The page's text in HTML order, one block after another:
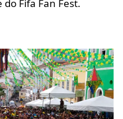
Fifa Fan Fest.